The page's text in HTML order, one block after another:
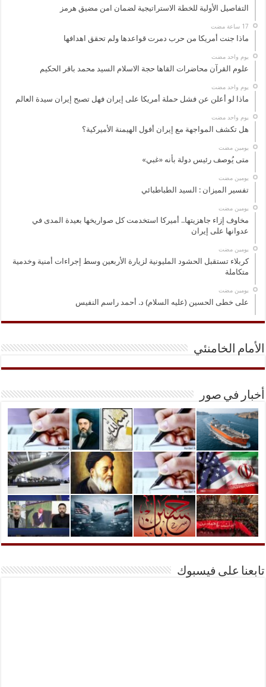
التفاصيل الأولية للخطة الاستراتيجية لضمان امن مضيق هرمز
ماذا جنت أمريكا من حرب دمرت قواعدها ولم تحقق اهدافها
‏يوم واحد مضت
علوم القرآن محاضرات القاها حجة الاسلام السيد محمد باقر الحكيم
‏يوم واحد مضت
ماذا لو أعلن عن فشل حملة أمريكا على إيران فهل تصبح إيران سيدة العالم
‏يوم واحد مضت
هل تكشف المواجهة مع إيران أفول الهيمنة الأميركية؟
‏يومين مضت
متى يُوصف رئيس دولة بأنه «غبي»
‏يومين مضت
تفسير الميزان : السيد الطباطبائي
‏يومين مضت
مخاوف إزاء جاهزيتها.. أميركا استخدمت كل صواريخها بعيدة المدى في
عدوانها على إيران
‏يومين مضت
كربلاء تستقبل الحشود المليونية لزيارة الأربعين وسط إجراءات أمنية وخدمية
متكاملة
‏يومين مضت
على خطى الحسين (عليه السلام) د. أحمد راسم النفيس
الأمام الخامنئي
أخبار في صور
تابعنا على فيسبوك